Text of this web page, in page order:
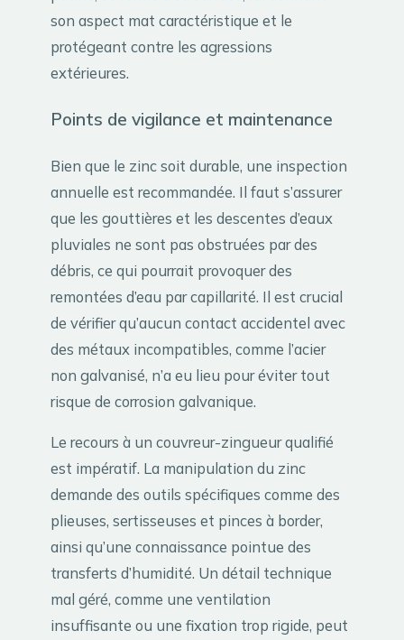
son aspect mat caractéristique et le
protégeant contre les agressions
extérieures.
Points de vigilance et maintenance
Bien que le zinc soit durable, une inspection
annuelle est recommandée. Il faut s’assurer
que les gouttières et les descentes d’eaux
pluviales ne sont pas obstruées par des
débris, ce qui pourrait provoquer des
remontées d’eau par capillarité. Il est crucial
de vérifier qu’aucun contact accidentel avec
des métaux incompatibles, comme l’acier
non galvanisé, n’a eu lieu pour éviter tout
risque de corrosion galvanique.
Le recours à un couvreur-zingueur qualifié
est impératif. La manipulation du zinc
demande des outils spécifiques comme des
plieuses, sertisseuses et pinces à border,
ainsi qu’une connaissance pointue des
transferts d’humidité. Un détail technique
mal géré, comme une ventilation
insuffisante ou une fixation trop rigide, peut